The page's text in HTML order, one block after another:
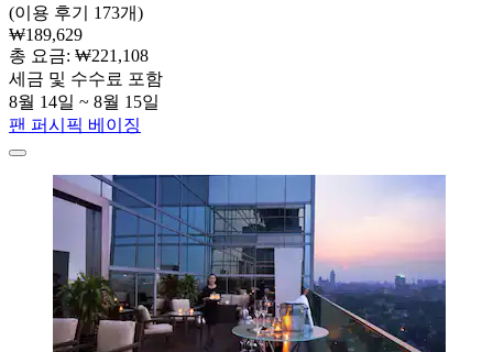
(이용 후기 173개)
₩189,629
총 요금: ₩221,108
세금 및 수수료 포함
8월 14일 ~ 8월 15일
팬 퍼시픽 베이징